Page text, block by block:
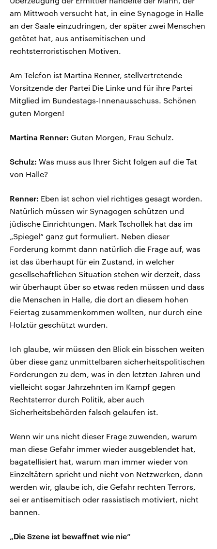
am Mittwoch versucht hat, in eine Synagoge in Halle
an der Saale einzudringen, der später zwei Menschen
getötet hat, aus antisemitischen und
rechtsterroristischen Motiven.
Am Telefon ist Martina Renner, stellvertretende
Vorsitzende der Partei Die Linke und für ihre Partei
Mitglied im Bundestags-Innenausschuss. Schönen
guten Morgen!
Martina Renner: Guten Morgen, Frau Schulz.
Schulz: Was muss aus Ihrer Sicht folgen auf die Tat
von Halle?
Renner: Eben ist schon viel richtiges gesagt worden.
Natürlich müssen wir Synagogen schützen und
jüdische Einrichtungen. Mark Tschollek hat das im
„Spiegel“ ganz gut formuliert. Neben dieser
Forderung kommt dann natürlich die Frage auf, was
ist das überhaupt für ein Zustand, in welcher
gesellschaftlichen Situation stehen wir derzeit, dass
wir überhaupt über so etwas reden müssen und dass
die Menschen in Halle, die dort an diesem hohen
Feiertag zusammenkommen wollten, nur durch eine
Holztür geschützt wurden.
Ich glaube, wir müssen den Blick ein bisschen weiten
über diese ganz unmittelbaren sicherheitspolitischen
Forderungen zu dem, was in den letzten Jahren und
vielleicht sogar Jahrzehnten im Kampf gegen
Rechtsterror durch Politik, aber auch
Sicherheitsbehörden falsch gelaufen ist.
Wenn wir uns nicht dieser Frage zuwenden, warum
man diese Gefahr immer wieder ausgeblendet hat,
bagatellisiert hat, warum man immer wieder von
Einzeltätern spricht und nicht von Netzwerken, dann
werden wir, glaube ich, die Gefahr rechten Terrors,
sei er antisemitisch oder rassistisch motiviert, nicht
bannen.
„Die Szene ist bewaffnet wie nie“